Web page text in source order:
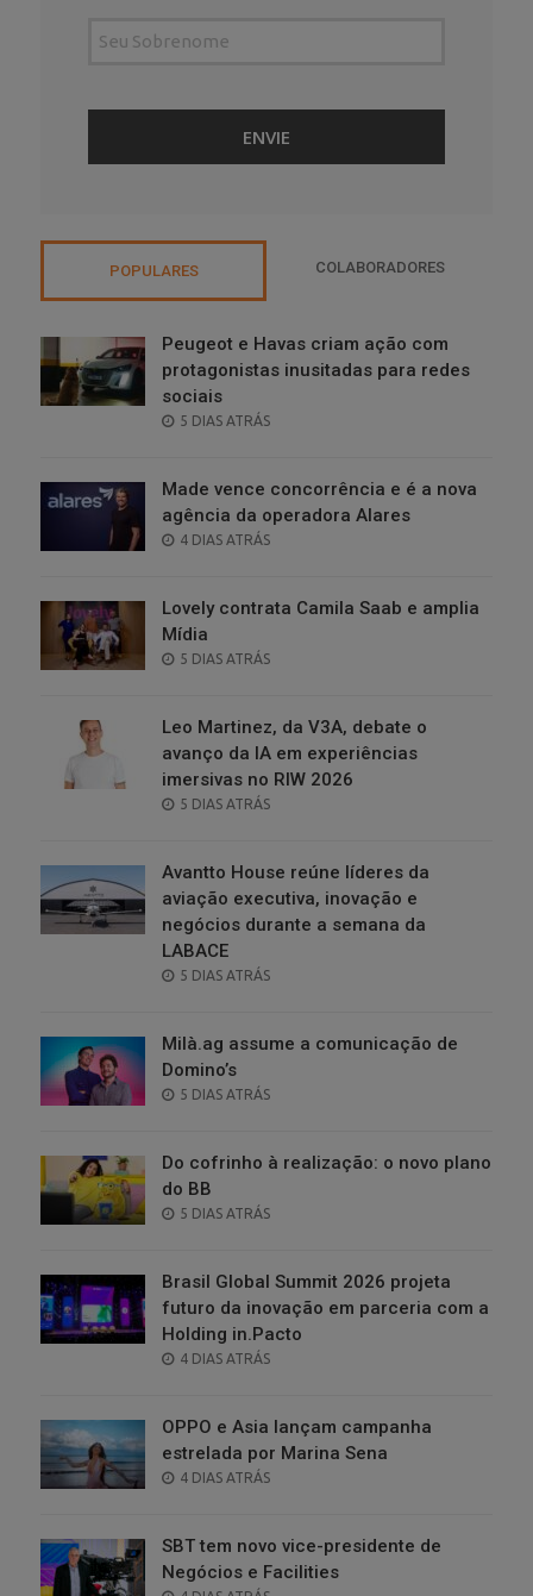
POPULARES COLABORADORES
Peugeot e Havas criam ação com
protagonistas inusitadas para redes
sociais
POSTED
5 DIAS ATRÁS
Made vence concorrência e é a nova
agência da operadora Alares
POSTED
4 DIAS ATRÁS
Lovely contrata Camila Saab e amplia
Mídia
POSTED
5 DIAS ATRÁS
Leo Martinez, da V3A, debate o
avanço da IA em experiências
imersivas no RIW 2026
POSTED
5 DIAS ATRÁS
Avantto House reúne líderes da
aviação executiva, inovação e
negócios durante a semana da
LABACE
POSTED
5 DIAS ATRÁS
Milà.ag assume a comunicação de
Domino’s
POSTED
5 DIAS ATRÁS
Do cofrinho à realização: o novo plano
do BB
POSTED
5 DIAS ATRÁS
Brasil Global Summit 2026 projeta
futuro da inovação em parceria com a
Holding in.Pacto
POSTED
4 DIAS ATRÁS
OPPO e Asia lançam campanha
estrelada por Marina Sena
POSTED
4 DIAS ATRÁS
SBT tem novo vice-presidente de
Negócios e Facilities